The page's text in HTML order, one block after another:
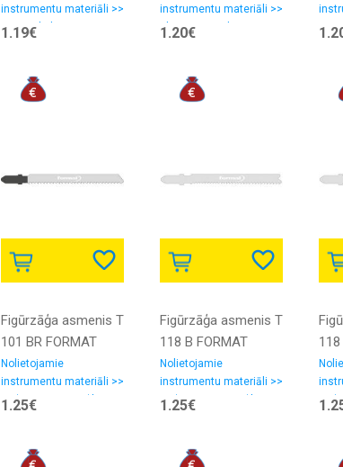
instrumentu materiāli >>
Griezējdiski
1.19€
instrumentu materiāli >>
Slīpēšanas-pulēšanas
1.20€
Figūrzāģa asmenis T
101 BR FORMAT
Nolietojamie
instrumentu materiāli >>
Zāģu asmeņi, zāģlentas
1.25€
Figūrzāģa asmenis T
118 B FORMAT
Nolietojamie
instrumentu materiāli >>
Zāģu asmeņi, zāģlentas
1.25€